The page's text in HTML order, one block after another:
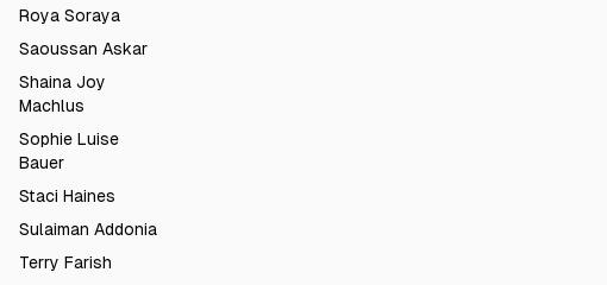
Roya Soraya
Saoussan Askar
Shaina Joy
Machlus
Sophie Luise
Bauer
Staci Haines
Sulaiman Addonia
Terry Farish